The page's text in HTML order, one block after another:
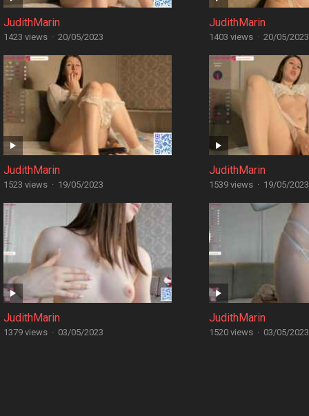
JudithMarin
1423 views · 20/05/2023
JudithMarin
1403 views · 20/05/2023
JudithMarin
1523 views · 19/05/2023
JudithMarin
1539 views · 19/05/2023
JudithMarin
1379 views · 03/05/2023
JudithMarin
1520 views · 03/05/2023